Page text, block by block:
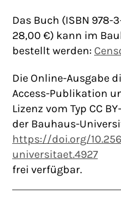
Das Buch (ISBN 978-
28,00 €) kann im
bestellt werden:
Die Online-Ausgabe
Access-Publikation
Lizenz vom Typ CC
der Bauhaus-
https://doi.org/
universitaet.4927
frei verfügbar.